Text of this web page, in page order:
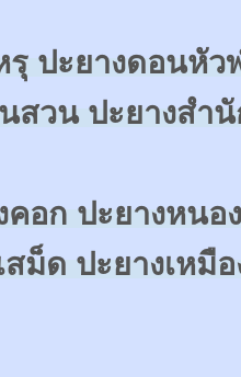
ปะยางดอนหัว
สวน ปะยางสำ
คอก ปะยางหนอ
สม็ด ปะยางเหมื